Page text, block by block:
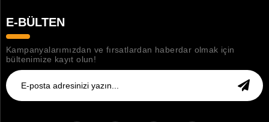
E-BÜLTEN
Kampanyalarımızdan ve fırsatlardan haberdar olmak için
bültenimize kayıt olun!